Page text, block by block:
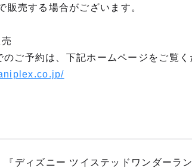
販売する場合がございます。
のご予約は、下記ホームページをご覧く
『ディズニー ツイステッドワンダーラン